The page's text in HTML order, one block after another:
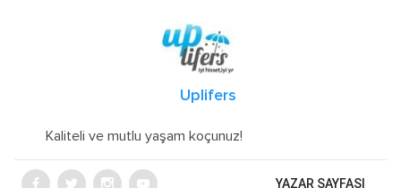
Uplifers
Kaliteli ve mutlu yaşam koçunuz!
YAZAR SAYFASI